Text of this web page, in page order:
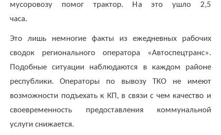
просьба
в
обязательно
указывать
№
запросы
направлять
на
почту
мусоровозу помог трактор. На это ушло 2,5
часа.
Это лишь немногие факты из ежедневных рабочих
сводок регионального оператора «Автоспецтранс».
Подобные ситуации наблюдаются в каждом районе
республики.
Операторы по вывозу ТКО не имеют
возможности подъехать к КП, в связи с чем качество и
своевременность предоставления коммунальной
услуги снижается.